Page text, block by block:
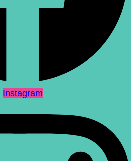
Instagram